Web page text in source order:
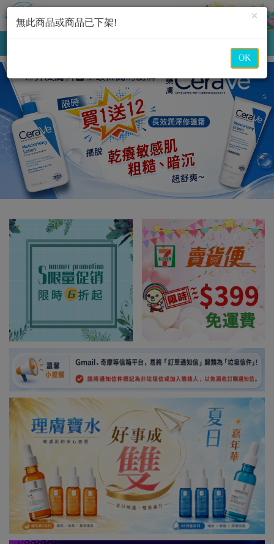
購物車(0) MENU
×
無此商品或商品已下架!
OK